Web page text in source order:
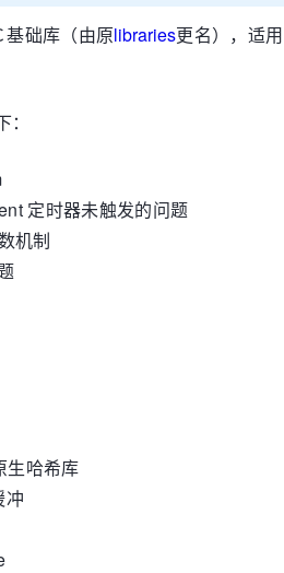
础库（由原libraries更名），适
定时器未触发的问题
机制
生哈希库
冲